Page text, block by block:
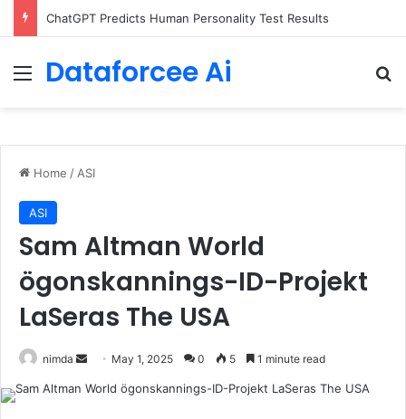
ChatGPT Predicts Human Personality Test Results
Menu
Dataforcee Ai
Home / ASI
ASI
Sam Altman World
ögonskannings-ID-Projekt
LaSeras The USA
nimda
Send May 1, 2025 0 5 1 minute read